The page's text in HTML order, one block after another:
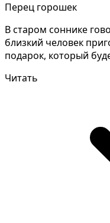
Перец горошек
В старом соннике
близкий человек
подарок, который
Читать